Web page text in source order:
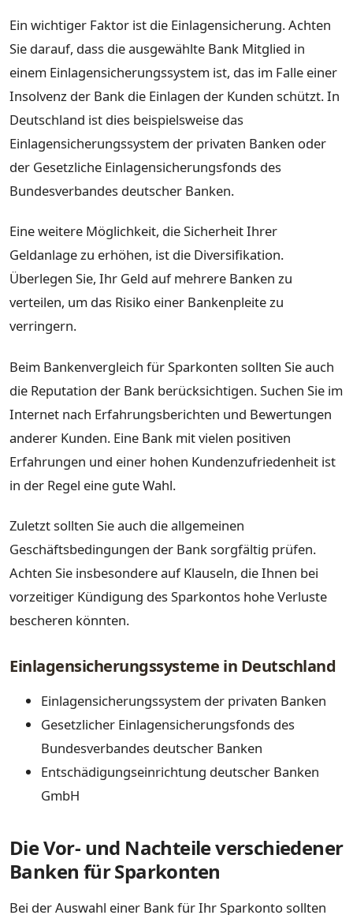
Ein wichtiger Faktor ist die Einlagensicherung. Achten
Sie darauf, dass die ausgewählte Bank Mitglied in
einem Einlagensicherungssystem ist, das im Falle einer
Insolvenz der Bank die Einlagen der Kunden schützt. In
Deutschland ist dies beispielsweise das
Einlagensicherungssystem der privaten Banken oder
der Gesetzliche Einlagensicherungsfonds des
Bundesverbandes deutscher Banken.
Eine weitere Möglichkeit, die Sicherheit Ihrer
Geldanlage zu erhöhen, ist die Diversifikation.
Überlegen Sie, Ihr Geld auf mehrere Banken zu
verteilen, um das Risiko einer Bankenpleite zu
verringern.
Beim Bankenvergleich für Sparkonten sollten Sie auch
die Reputation der Bank berücksichtigen. Suchen Sie im
Internet nach Erfahrungsberichten und Bewertungen
anderer Kunden. Eine Bank mit vielen positiven
Erfahrungen und einer hohen Kundenzufriedenheit ist
in der Regel eine gute Wahl.
Zuletzt sollten Sie auch die allgemeinen
Geschäftsbedingungen der Bank sorgfältig prüfen.
Achten Sie insbesondere auf Klauseln, die Ihnen bei
vorzeitiger Kündigung des Sparkontos hohe Verluste
bescheren könnten.
Einlagensicherungssysteme in Deutschland
Einlagensicherungssystem der privaten Banken
Gesetzlicher Einlagensicherungsfonds des
Bundesverbandes deutscher Banken
Entschädigungseinrichtung deutscher Banken
GmbH
Die Vor- und Nachteile verschiedener
Banken für Sparkonten
Bei der Auswahl einer Bank für Ihr Sparkonto sollten